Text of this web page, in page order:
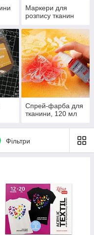
Маркери для
розпису тканин
Спрей-фарба для
тканини, 120 мл
Фільтри